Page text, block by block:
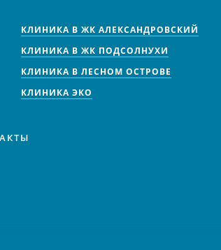
КЛИНИКА В ЖК АЛЕКСАНДРОВСКИЙ
КЛИНИКА В ЖК ПОДСОЛНУХИ
КЛИНИКА В ЛЕСНОМ ОСТРОВЕ
КЛИНИКА ЭКО